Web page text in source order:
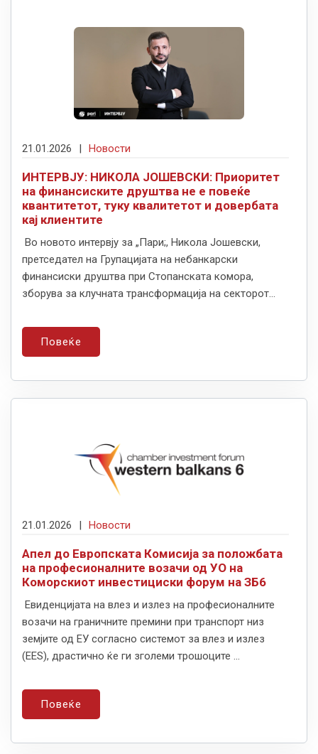
21.01.2026 Новости
ИНТЕРВЈУ: НИКОЛА ЈОШЕВСКИ: Приоритет
на финансиските друштва не е повеќе
квантитетот, туку квалитетот и довербата
кај клиентите
Во новото интервју за „Пари;, Никола Јошевски,
претседател на Групацијата на небанкарски
финансиски друштва при Стопанската комора,
зборува за клучната трансформација на секторот...
Повеќе
21.01.2026 | Новости
Апел до Европската Комисија за положбата
на професионалните возачи од УО на
Коморскиот инвестициски форум на ЗБ6
Евиденцијата на влез и излез на професионалните
возачи на граничните премини при транспорт низ
земјите од ЕУ согласно системот за влез и излез
(EES), драстично ќе ги зголеми трошоците ...
Повеќе